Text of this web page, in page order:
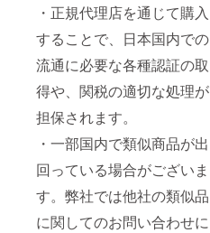
・正規代理店を通じて購入
することで、日本国内での
流通に必要な各種認証の取
得や、関税の適切な処理が
担保されます。
・一部国内で類似商品が出
回っている場合がございま
す。弊社では他社の類似品
に関してのお問い合わせに